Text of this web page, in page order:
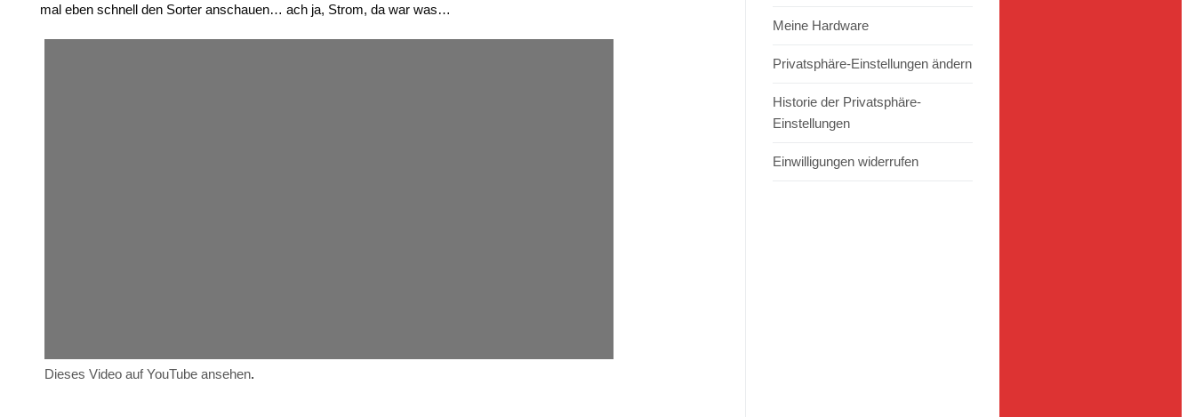
mal eben schnell den Sorter anschauen… ach ja, Strom, da war was…
Dieses Video auf YouTube ansehen.
Meine Hardware
Privatsphäre-Einstellungen ändern
Historie der Privatsphäre-
Einstellungen
Einwilligungen widerrufen